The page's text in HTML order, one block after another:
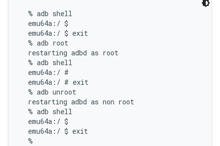
  % adb shell
  emu64a:/ $
  emu64a:/ $ exit
  % adb root
  restarting adbd as root
  % adb shell
  emu64a:/ #
  emu64a:/ # exit
  % adb unroot
  restarting adbd as non root
  % adb shell
  emu64a:/ $
  emu64a:/ $ exit
  %